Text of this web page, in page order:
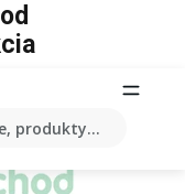
produkty...